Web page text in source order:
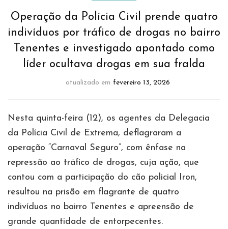
Operação da Polícia Civil prende quatro
indivíduos por tráfico de drogas no bairro
Tenentes e investigado apontado como
líder ocultava drogas em sua fralda
atualizado em fevereiro 13, 2026
Nesta quinta-feira (12), os agentes da Delegacia
da Polícia Civil de Extrema, deflagraram a
operação “Carnaval Seguro”, com ênfase na
repressão ao tráfico de drogas, cuja ação, que
contou com a participação do cão policial Iron,
resultou na prisão em flagrante de quatro
indivíduos no bairro Tenentes e apreensão de
grande quantidade de entorpecentes.